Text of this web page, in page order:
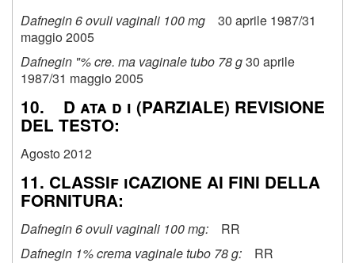
Dafnegin 6 ovuli vaginali 100 mg 30 aprile 1987/31
maggio 2005
Dafnegin "% cre. ma vaginale tubo 78 g30 aprile
1987/31 maggio 2005
10. D ata d i (PARZIALE) REVISIONE
DEL TESTO:
Agosto 2012
11. CLASSIf iCAZIONE AI FINI DELLA
FORNITURA:
Dafnegin 6 ovuli vaginali 100 mg: RR
Dafnegin 1% crema vaginale tubo 78 g: RR